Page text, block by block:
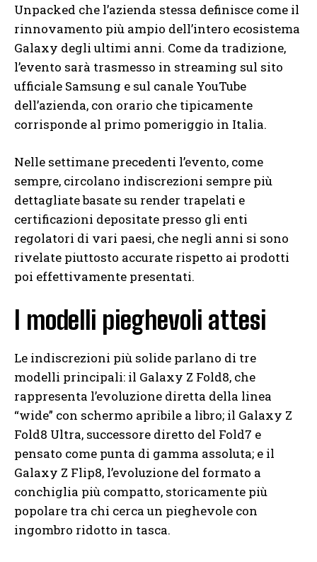
Unpacked che l’azienda stessa definisce come il
rinnovamento più ampio dell’intero ecosistema
Galaxy degli ultimi anni. Come da tradizione,
l’evento sarà trasmesso in streaming sul sito
ufficiale Samsung e sul canale YouTube
dell’azienda, con orario che tipicamente
corrisponde al primo pomeriggio in Italia.
Nelle settimane precedenti l’evento, come
sempre, circolano indiscrezioni sempre più
dettagliate basate su render trapelati e
certificazioni depositate presso gli enti
regolatori di vari paesi, che negli anni si sono
rivelate piuttosto accurate rispetto ai prodotti
poi effettivamente presentati.
I modelli pieghevoli attesi
Le indiscrezioni più solide parlano di tre
modelli principali: il Galaxy Z Fold8, che
rappresenta l’evoluzione diretta della linea
“wide” con schermo apribile a libro; il Galaxy Z
Fold8 Ultra, successore diretto del Fold7 e
pensato come punta di gamma assoluta; e il
Galaxy Z Flip8, l’evoluzione del formato a
conchiglia più compatto, storicamente più
popolare tra chi cerca un pieghevole con
ingombro ridotto in tasca.